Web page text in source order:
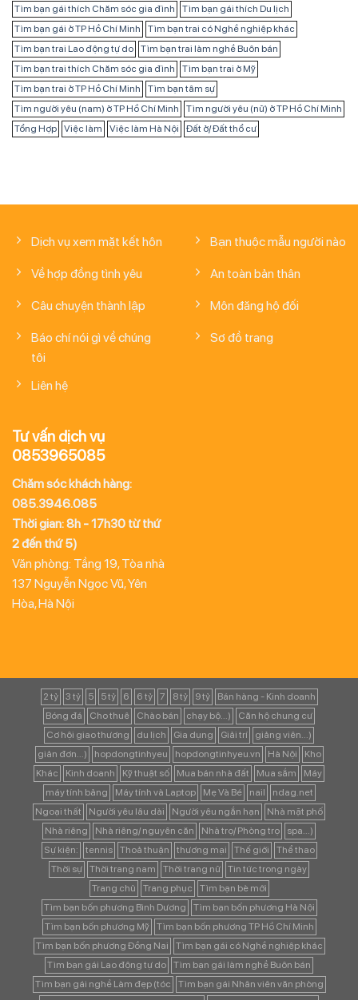
Tìm bạn gái thích Chăm sóc gia đình
Tìm bạn gái thích Du lịch
Tìm bạn gái ở TP Hồ Chí Minh
Tìm bạn trai có Nghề nghiệp khác
Tìm bạn trai Lao động tự do
Tìm bạn trai làm nghề Buôn bán
Tìm bạn trai thích Chăm sóc gia đình
Tìm bạn trai ở Mỹ
Tìm bạn trai ở TP Hồ Chí Minh
Tìm bạn tâm sự
Tìm người yêu (nam) ở TP Hồ Chí Minh
Tìm người yêu (nữ) ở TP Hồ Chí Minh
Tổng Hợp
Việc làm Việc làm Hà Nội Đất ở/ Đất thổ cư
Dịch vụ xem mặt kết hôn
Về hợp đồng tình yêu
Câu chuyện thành lập
Báo chí nói gì về chúng
tôi
Liên hệ
Bạn thuộc mẫu người nào
An toàn bản thân
Môn đăng hộ đối
Sơ đồ trang
Tư vấn dịch vụ
0853965085
Chăm sóc khách hàng:
085.3946.085
Thời gian: 8h - 17h30 từ thứ
2 đến thứ 5)
Văn phòng: Tầng 19, Tòa nhà
137 Nguyễn Ngọc Vũ, Yên
Hòa, Hà Nội
2 tỷ 3 tỷ 5 5 tỷ 6 6 tỷ 7 8 tỷ 9 tỷ
Bán hàng - Kinh doanh
Bóng đá
Cho thuê Chào bán chạy bộ...)
Căn hộ chung cư
Cơ hội giao thương
du lịch Gia dụng Giải trí
giảng viên...)
giản đơn...)
hopdongtinhyeu hopdongtinhyeu.vn Hà Nội
Kho
Khác
Kinh doanh Kỹ thuật số Mua bán nhà đất Mua sắm
Máy
máy tính bảng
Máy tính và Laptop Mẹ Và Bé nail
ndag.net
Ngoại thất
Người yêu lâu dài Người yêu ngắn hạn
Nhà mặt phố
Nhà riêng
Nhà riêng/ nguyên căn Nhà trọ/ Phòng trọ
spa...)
Sự kiện:
tennis Thoả thuận thương mại Thế giới
Thể thao
Thời sự
Thời trang nam Thời trang nữ
Tin tức trong ngày
Trang chủ
Trang phục
Tìm bạn bè mới
Tìm bạn bốn phương Bình Dương
Tìm bạn bốn phương Hà Nội
Tìm bạn bốn phương Mỹ
Tìm bạn bốn phương TP Hồ Chí Minh
Tìm bạn bốn phương Đồng Nai
Tìm bạn gái có Nghề nghiệp khác
Tìm bạn gái Lao động tự do
Tìm bạn gái làm nghề Buôn bán
Tìm bạn gái nghề Làm đẹp (tóc
Tìm bạn gái Nhân viên văn phòng